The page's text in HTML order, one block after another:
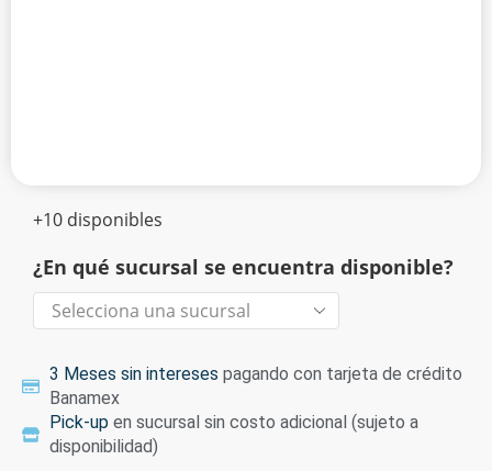
+10 disponibles
¿En qué sucursal se encuentra disponible?
3 Meses sin intereses pagando con tarjeta de crédito
Banamex
Pick-up en sucursal sin costo adicional (sujeto a
disponibilidad)